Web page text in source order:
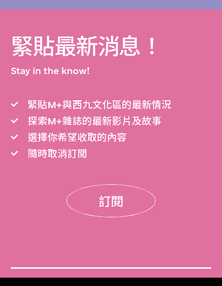
緊貼最新消息！
Stay in the know!
緊貼M+與西九文化區的最新情況
探索M+雜誌的最新影片及故事
選擇你希望收取的內容
隨時取消訂閲
訂閱